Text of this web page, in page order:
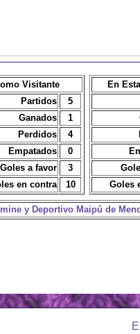
En
Goles
Visitante
Partidos
5
Ganados
1
Perdidos
4
Empatados
0
Goles a favor
3
en contra
10
y Deportivo Maipú de